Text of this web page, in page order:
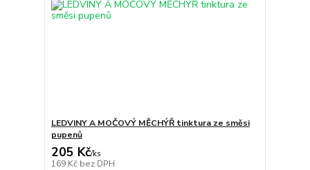
LEDVINY A MOČOVÝ MĚCHÝŘ tinktura ze směsi
pupenů
205 Kč/ks
169 Kč bez DPH